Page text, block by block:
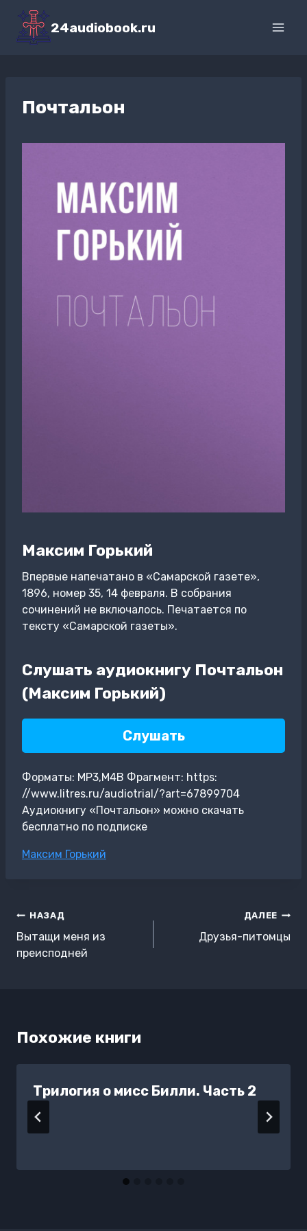
Перейти
содержимому
24audiobook.ru
Почтальон
Максим Горький
Впервые напечатано в «Самарской газете»,
1896, номер 35, 14 февраля. В собрания
сочинений не включалось. Печатается по
тексту «Самарской газеты».
Слушать аудиокнигу Почтальон
(Максим Горький)
Слушать
Форматы: MP3,M4B Фрагмент: https:
//www.litres.ru/audiotrial/?art=67899704
Аудиокнигу «Почтальон» можно скачать
бесплатно по подписке
Метки
Максим Горький
Навигация
по
записям
НАЗАД
Вытащи меня из
преисподней
ДАЛЕЕ
Друзья-питомцы
Похожие книги
Трилогия о мисс Билли. Часть 2